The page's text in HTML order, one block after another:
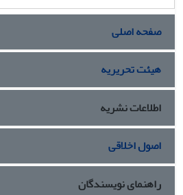
صفحه اصلی
هیئت تحریریه
اطلاعات نشریه
اصول اخلاقی
راهنمای نویسندگان